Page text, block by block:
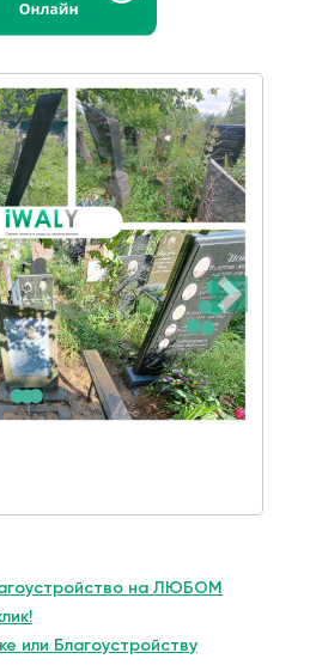
на ЛЮБОМ
или Благоустройству